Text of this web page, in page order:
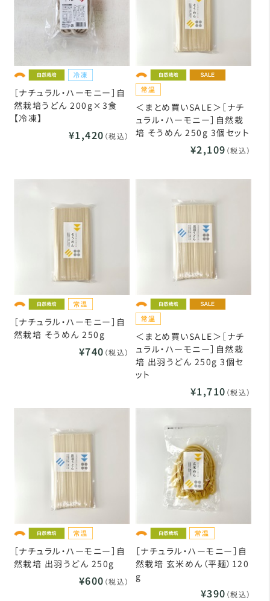
［ナチュラル・ハーモニー］自
然栽培うどん 200g×3食
【冷凍】
¥1,420 （税込）
＜まとめ買いSALE＞［ナチ
ュラル・ハーモニー］自然栽
培 そうめん 250g 3個セット
¥2,109 （税込）
［ナチュラル・ハーモニー］自
然栽培 そうめん 250g
¥740 （税込）
＜まとめ買いSALE＞［ナチ
ュラル・ハーモニー］自然栽
培 出羽うどん 250g 3個セ
ット
¥1,710 （税込）
［ナチュラル・ハーモニー］自
然栽培 出羽うどん 250g
¥600 （税込）
［ナチュラル・ハーモニー］自
然栽培 玄米めん（平麺）120
g
¥390 （税込）